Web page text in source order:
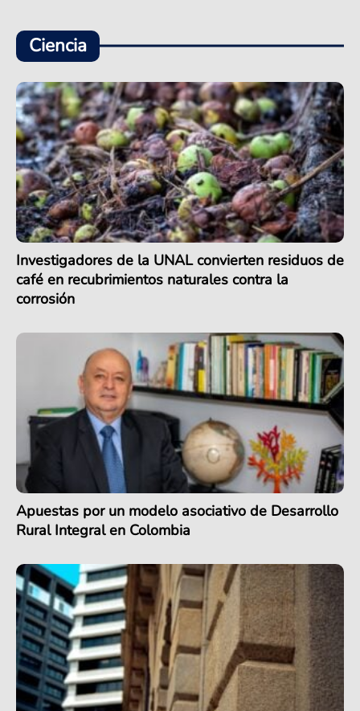
Ciencia
Investigadores de la UNAL convierten residuos de
café en recubrimientos naturales contra la
corrosión
Apuestas por un modelo asociativo de Desarrollo
Rural Integral en Colombia